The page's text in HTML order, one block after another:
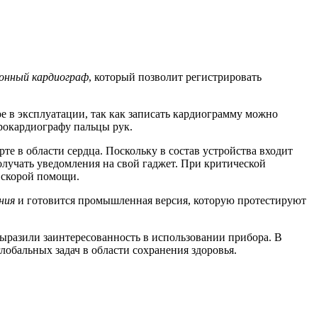
кардиограф, который позволит регистрировать
в эксплуатации, так как записать кардиограмму можно
пальцы рук.
области сердца. Поскольку в состав устройства входит
уведомления на свой гаджет. При критической
помощи.
и готовится промышленная версия, которую протестируют
заинтересованность в использовании прибора. В
задач в области сохранения здоровья.